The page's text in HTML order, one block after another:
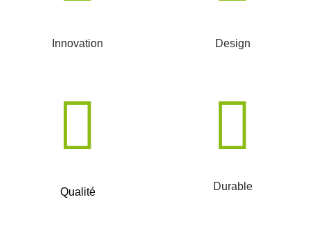
Innovation Design
Qualité Durable